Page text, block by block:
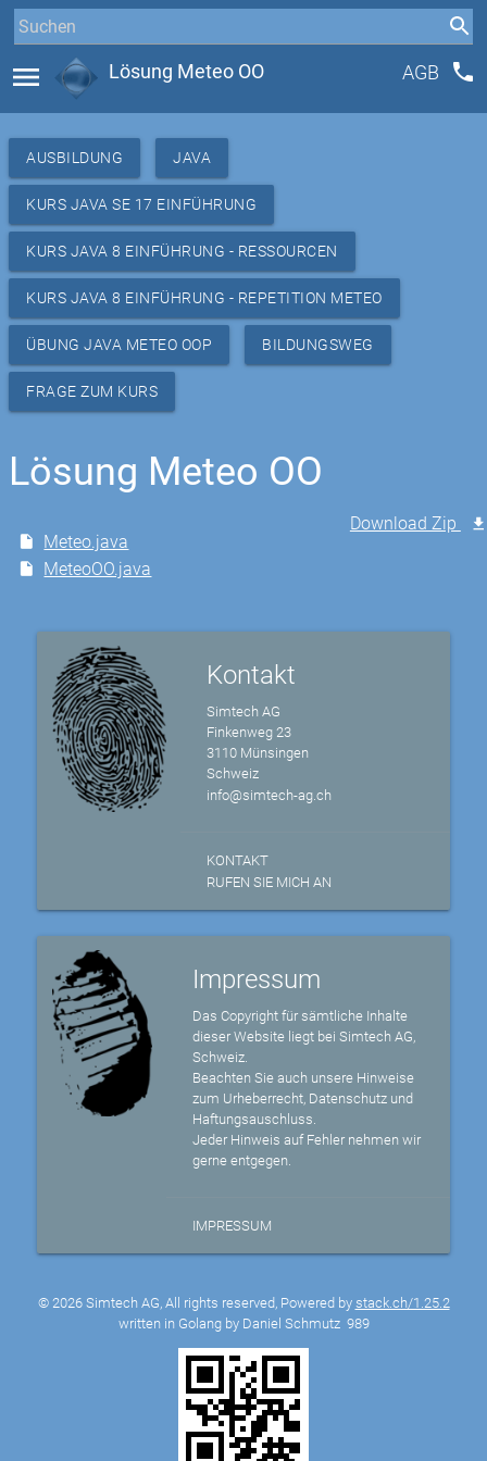
menu Lösung Meteo OO AGB phone
AUSBILDUNG JAVA
KURS JAVA SE 17 EINFÜHRUNG
KURS JAVA 8 EINFÜHRUNG - RESSOURCEN
KURS JAVA 8 EINFÜHRUNG - REPETITION METEO
ÜBUNG JAVA METEO OOP BILDUNGSWEG
FRAGE ZUM KURS
Lösung Meteo OO
Meteo.java
MeteoOO.java
Download Zip
Kontakt
Simtech AG
Finkenweg 23
3110 Münsingen
Schweiz
info@simtech-ag.ch
KONTAKT
RUFEN SIE MICH AN
Impressum
Das Copyright für sämtliche Inhalte
dieser Website liegt bei Simtech AG,
Schweiz.
Beachten Sie auch unsere Hinweise
zum Urheberrecht, Datenschutz und
Haftungsauschluss.
Jeder Hinweis auf Fehler nehmen wir
gerne entgegen.
IMPRESSUM
© 2026 Simtech AG, All rights reserved, Powered by stack.ch/1.25.2
written in Golang by Daniel Schmutz 989